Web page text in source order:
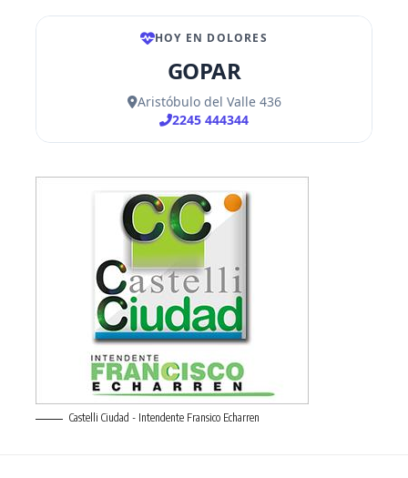
Castelli Ciudad - Intendente Fransico Echarren